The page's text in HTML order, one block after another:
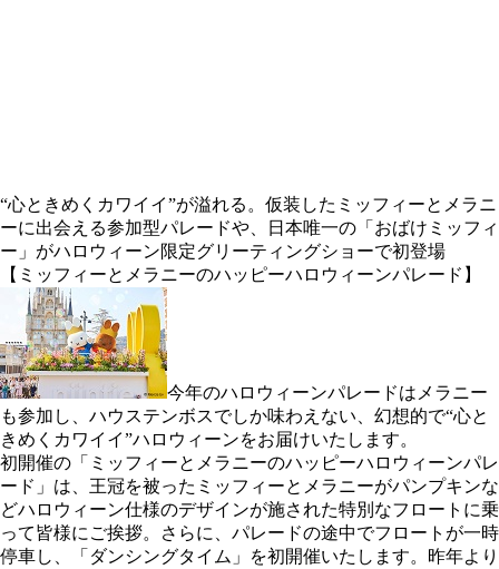
“心ときめくカワイイ”が溢れる。仮装したミッフィーとメラニ
ーに出会える参加型パレードや、日本唯一の「おばけミッフィ
ー」がハロウィーン限定グリーティングショーで初登場
【ミッフィーとメラニーのハッピーハロウィーンパレード】
今年のハロウィーンパレードはメラニー
も参加し、ハウステンボスでしか味わえない、幻想的で“心と
きめくカワイイ”ハロウィーンをお届けいたします。
初開催の「ミッフィーとメラニーのハッピーハロウィーンパレ
ード」は、王冠を被ったミッフィーとメラニーがパンプキンな
どハロウィーン仕様のデザインが施された特別なフロートに乗
って皆様にご挨拶。さらに、パレードの途中でフロートが一時
停車し、「ダンシングタイム」を初開催いたします。昨年より